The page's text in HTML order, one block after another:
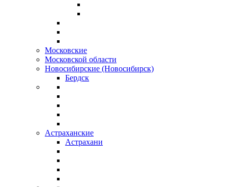
Московские
Московской области
Новосибирские (Новосибирск)
Бердск
Астраханские
Астрахани